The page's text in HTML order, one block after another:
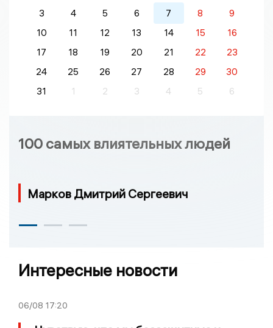
3
4 5 6 7 8
9
10
11 12 13 14 15
16
17
18 19 20 21 22
23
24
25 26 27 28 29
30
31
1 2 3 4 5 6
100 самых влиятельных людей
Марков Дмитрий Сергеевич
Интересные новости
06/08 17:20